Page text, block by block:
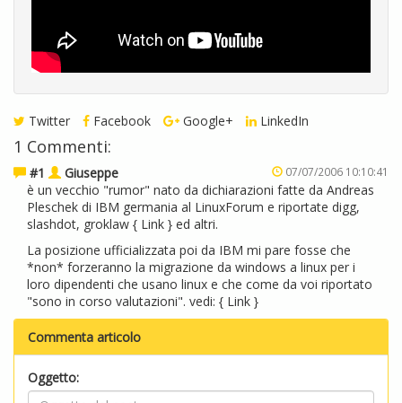
Twitter Facebook Google+ LinkedIn
1 Commenti:
#1 Giuseppe 07/07/2006 10:10:41
è un vecchio "rumor" nato da dichiarazioni fatte da Andreas
Pleschek di IBM germania al LinuxForum e riportate digg,
slashdot, groklaw { Link } ed altri.
La posizione ufficializzata poi da IBM mi pare fosse che
*non* forzeranno la migrazione da windows a linux per i
loro dipendenti che usano linux e che come da voi riportato
"sono in corso valutazioni". vedi: { Link }
Commenta articolo
Oggetto: